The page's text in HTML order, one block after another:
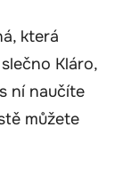
která
Kláro,
ní naučíte
můžete